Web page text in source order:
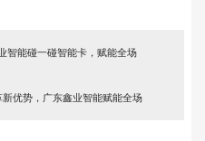
智能碰一碰智能卡，赋能全场
优势，广东鑫业智能赋能全场